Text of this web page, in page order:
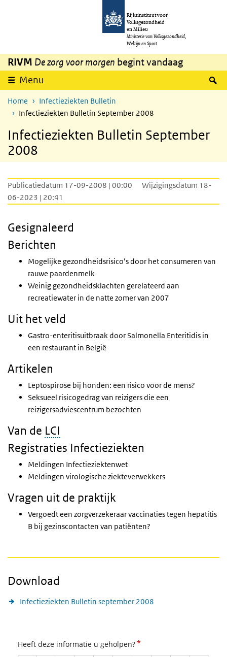
Overslaan en naar de inhoud gaan
Rijksinstituut voor
Volksgezondheid
en Milieu
Ministerie van Volksgezondheid,
Welzijn en Sport
RIVM De zorg voor morgen begint vandaag
Menu
Home
Infectieziekten Bulletin
Infectieziekten Bulletin September 2008
Infectieziekten Bulletin September
2008
Publicatiedatum 17-09-2008 | 00:00
Wijzigingsdatum 18-
06-2023 | 20:41
Gesignaleerd
Berichten
Mogelijke gezondheidsrisico’s door het consumeren van
rauwe paardenmelk
Weinig gezondheidsklachten gerelateerd aan
recreatiewater in de natte zomer van 2007
Uit het veld
Gastro-enteritisuitbraak door Salmonella Enteritidis in
een restaurant in België
Artikelen
Leptospirose bij honden: een risico voor de mens?
Seksueel risicogedrag van reizigers die een
reizigersadviescentrum bezochten
Van de LCI
Registraties Infectieziekten
Meldingen Infectieziektenwet
Meldingen virologische ziekteverwekkers
Vragen uit de praktijk
Vergoedt een zorgverzekeraar vaccinaties tegen hepatitis
B bij gezinscontacten van patiënten?
Download
Infectieziekten Bulletin september 2008
Heeft deze informatie u geholpen?*